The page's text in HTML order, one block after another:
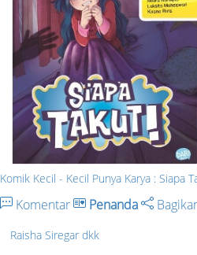
Komik Kecil - Kecil Punya Karya : Siapa
Komentar Penanda
Raisha Siregar dkk